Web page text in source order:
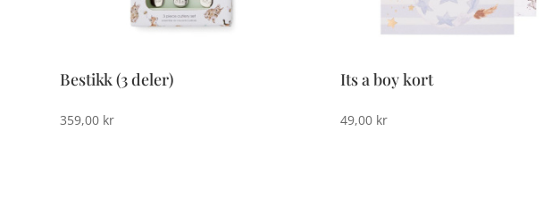
Bestikk (3 deler)
359,00 kr
Its a boy kort
49,00 kr